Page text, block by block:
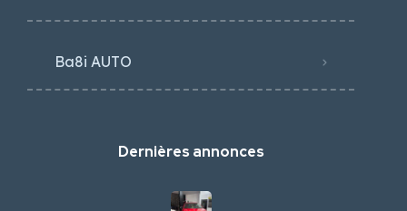
Ba8i AUTO
Dernières annonces